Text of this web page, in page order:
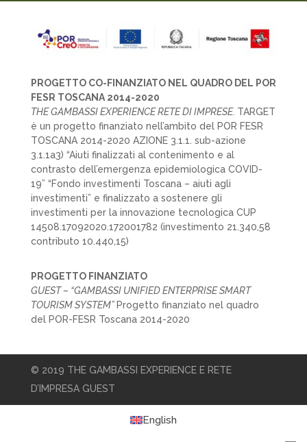
PROGETTO CO-FINANZIATO NEL QUADRO DEL POR
FESR TOSCANA 2014-2020
THE GAMBASSI EXPERIENCE RETE DI IMPRESE. TARGET
è un progetto finanziato nell’ambito del POR FESR
TOSCANA 2014-2020 AZIONE 3.1.1. sub-azione
3.1.1a3) “Aiuti finalizzati al contenimento e al
contrasto dell’emergenza epidemiologica COVID-
19” “Fondo investimenti Toscana – aiuti agli
investimenti” e finalizzato a sostenere gli
investimenti per la innovazione tecnologica CUP
14508.17092020.172001782 (investimento 21.340,58
contributo 10.440,15)
PROGETTO FINANZIATO
GUEST – “GAMBASSI UNIFIED ENTERPRISE SMART
TOURISM SYSTEM” Progetto finanziato nel quadro
del POR-FESR Toscana 2014-2020
© 2019 THE GAMBASSI EXPERIENCE E RETE
D’IMPRESA GUEST
English